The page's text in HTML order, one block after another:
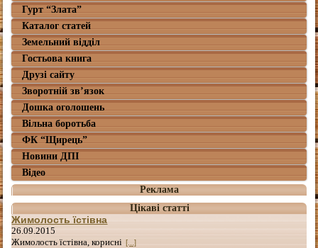
Гурт “Злата”
Каталог статей
Земельний відділ
Гостьова книга
Друзі сайту
Зворотній зв’язок
Дошка оголошень
Вільна боротьба
ФК “Щирець”
Новини ДПІ
Відео
Реклама
Цікаві статті
Жимолость їстівна
26.09.2015
Жимолость їстівна, корисні [...]